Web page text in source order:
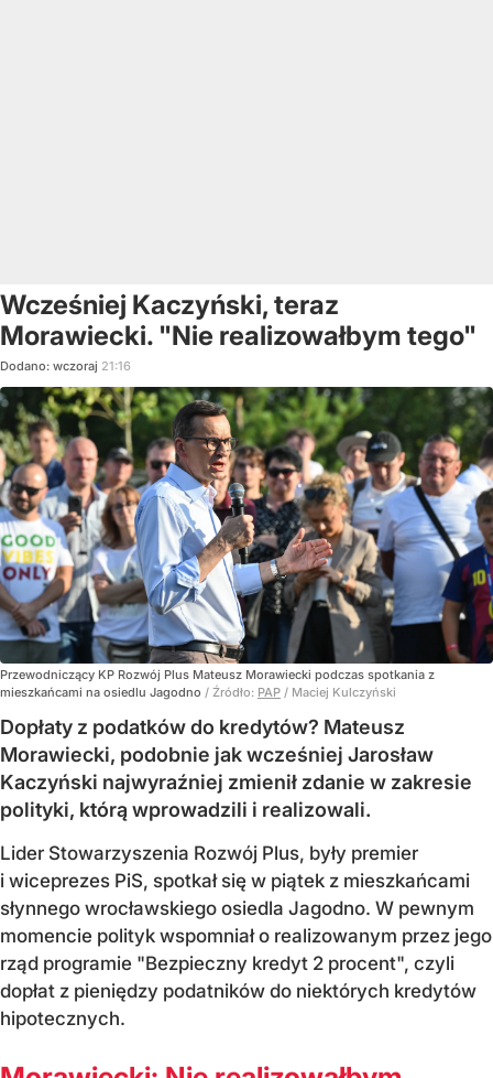
Wcześniej Kaczyński, teraz
Morawiecki. "Nie realizowałbym tego"
Dodano: wczoraj 21:16
Przewodniczący KP Rozwój Plus Mateusz Morawiecki podczas spotkania z
mieszkańcami na osiedlu Jagodno / Źródło: PAP / Maciej Kulczyński
Dopłaty z podatków do kredytów? Mateusz
Morawiecki, podobnie jak wcześniej Jarosław
Kaczyński najwyraźniej zmienił zdanie w zakresie
polityki, którą wprowadzili i realizowali.
Lider Stowarzyszenia Rozwój Plus, były premier
i wiceprezes PiS, spotkał się w piątek z mieszkańcami
słynnego wrocławskiego osiedla Jagodno. W pewnym
momencie polityk wspomniał o realizowanym przez jego
rząd programie "Bezpieczny kredyt 2 procent", czyli
dopłat z pieniędzy podatników do niektórych kredytów
hipotecznych.